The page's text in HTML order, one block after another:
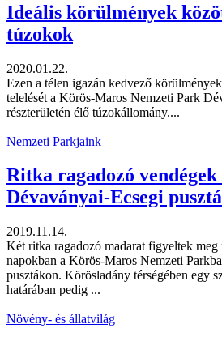
Ideális körülmények
túzokok
2020.01.22.
Ezen a télen igazán kedvező
telelését a Körös-Maros Nemzeti Park
részterületén élő túzokállomány....
Nemzeti Parkjaink
Ritka ragadozó
Dévaványai-Ecsegi
2019.11.14.
Két ritka ragadozó madarat figyeltek meg
napokban a Körös-Maros Nemzeti
pusztákon. Körösladány térségében egy
határában pedig ...
Növény- és állatvilág